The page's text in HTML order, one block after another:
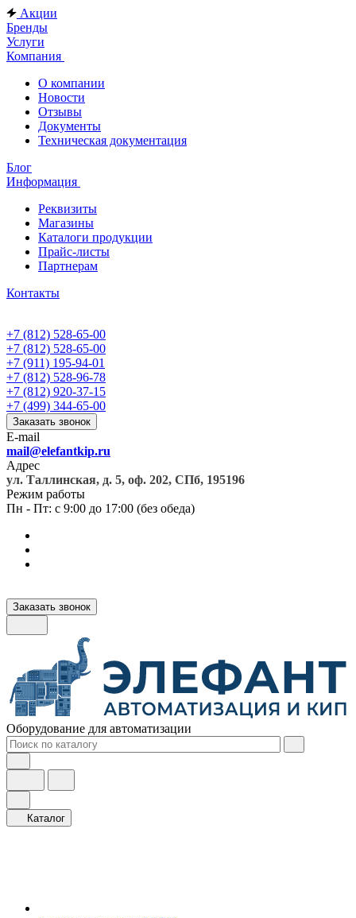
Акции
Бренды
Услуги
Компания
О компании
Новости
Отзывы
Документы
Техническая документация
Блог
Информация
Реквизиты
Магазины
Каталоги продукции
Прайс-листы
Партнерам
Контакты
+7 (812) 528-65-00
+7 (812) 528-65-00
+7 (911) 195-94-01
+7 (812) 528-96-78
+7 (812) 920-37-15
+7 (499) 344-65-00
Заказать звонок
E-mail
mail@elefantkip.ru
Адрес
ул. Таллинская, д. 5, оф. 202, СПб, 195196
Режим работы
Пн - Пт: с 9:00 до 17:00 (без обеда)
Заказать звонок
Оборудование для автоматизации
Каталог